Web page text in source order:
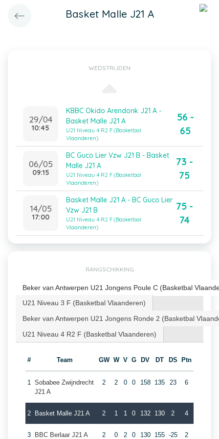
Basket Malle J21 A
WEDSTRIJDEN
29/04
10:45
KBBC Okido Arendonk J21 A -
Basket Malle J21 A
U21 Niveau 4 R2 F (Basketbal
Vlaanderen)
56 -
65
06/05
09:15
BC Guco Lier Vzw J21 B - Basket
Malle J21 A
U21 Niveau 4 R2 F (Basketbal
Vlaanderen)
73 -
75
14/05
17:00
Basket Malle J21 A - BC Guco Lier
Vzw J21 B
U21 Niveau 4 R2 F (Basketbal
Vlaanderen)
75 -
74
RANGSCHIKKING
Beker van Antwerpen U21 Jongens Poule C (Basketbal
U21 Niveau 3 F (Basketbal Vlaanderen)
Beker van Antwerpen U21 Jongens Ronde 2 (Basketbal
U21 Niveau 4 R2 F (Basketbal Vlaanderen)
# Team GW W V G DV DT DS Ptn
1 Sobabee Zwijndrecht
J21 A
2 2 0 0 158 135 23 6
2 Basket Malle J21 A 2 1 1 0 132 130 2 4
3 BBC Berlaar J21 A 2 0 2 0 130 155 -25 2